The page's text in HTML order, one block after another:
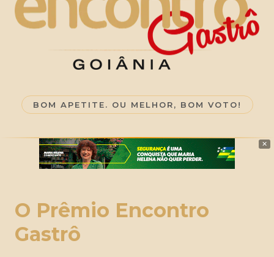
BOM APETITE. OU MELHOR, BOM VOTO!
✕
O Prêmio Encontro
Gastrô